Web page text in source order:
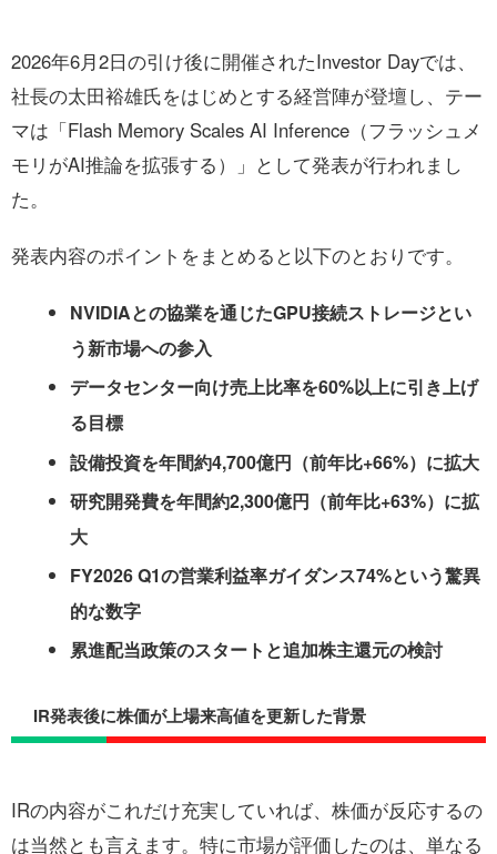
2026年6月2日の引け後に開催されたInvestor Dayでは、
社長の太田裕雄氏をはじめとする経営陣が登壇し、テー
マは「Flash Memory Scales AI Inference（フラッシュメ
モリがAI推論を拡張する）」として発表が行われまし
た。
発表内容のポイントをまとめると以下のとおりです。
NVIDIAとの協業を通じたGPU接続ストレージとい
う新市場への参入
データセンター向け売上比率を60%以上に引き上げ
る目標
設備投資を年間約4,700億円（前年比+66%）に拡大
研究開発費を年間約2,300億円（前年比+63%）に拡
大
FY2026 Q1の営業利益率ガイダンス74%という驚異
的な数字
累進配当政策のスタートと追加株主還元の検討
IR発表後に株価が上場来高値を更新した背景
IRの内容がこれだけ充実していれば、株価が反応するの
は当然とも言えます。特に市場が評価したのは、単なる